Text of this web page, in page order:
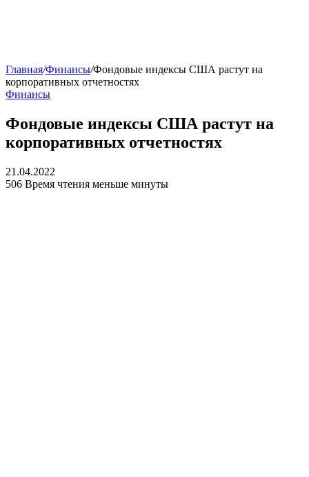
Главная/Финансы/Фондовые индексы США растут на
корпоративных отчетностях
Финансы
Фондовые индексы США растут на
корпоративных отчетностях
21.04.2022
506 Время чтения меньше минуты